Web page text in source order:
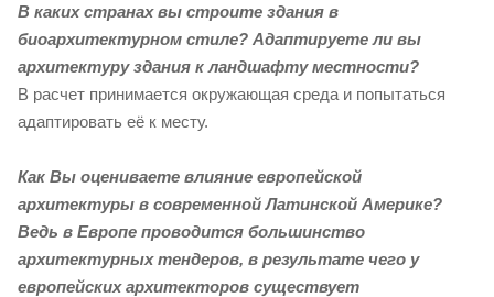
В каких странах вы строите здания в
биоархитектурном стиле? Адаптируете ли вы
архитектуру здания к ландшафту местности?
В расчет принимается окружающая среда и попытаться
адаптировать её к месту.
Как Вы оцениваете влияние европейской
архитектуры в современной Латинской Америке?
Ведь в Европе проводится большинство
архитектурных тендеров, в результате чего у
европейских архитекторов существует